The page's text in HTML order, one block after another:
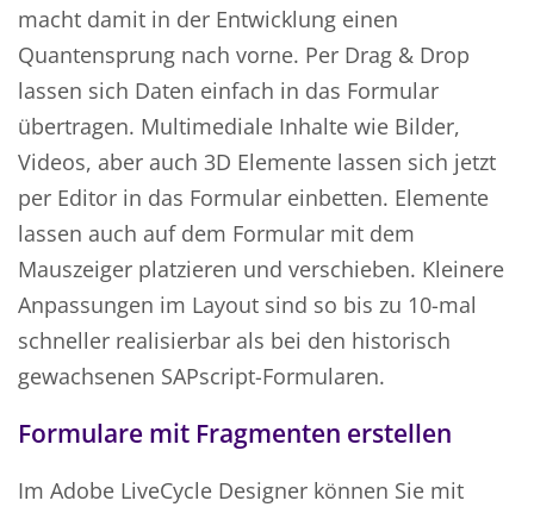
macht damit in der Entwicklung einen
Quantensprung nach vorne. Per Drag & Drop
lassen sich Daten einfach in das Formular
übertragen. Multimediale Inhalte wie Bilder,
Videos, aber auch 3D Elemente lassen sich jetzt
per Editor in das Formular einbetten. Elemente
lassen auch auf dem Formular mit dem
Mauszeiger platzieren und verschieben. Kleinere
Anpassungen im Layout sind so bis zu 10-mal
schneller realisierbar als bei den historisch
gewachsenen SAPscript-Formularen.
Formulare mit Fragmenten erstellen
Im Adobe LiveCycle Designer können Sie mit